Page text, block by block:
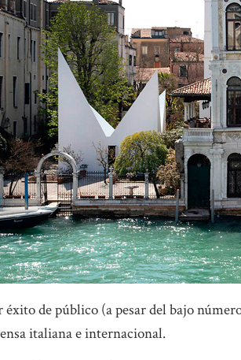
de público (a pesar del bajo
italiana e internacional.